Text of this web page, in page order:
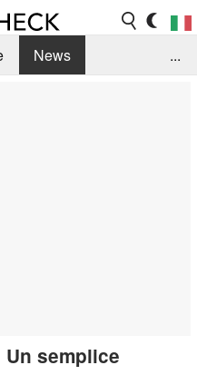
News
...
semplice